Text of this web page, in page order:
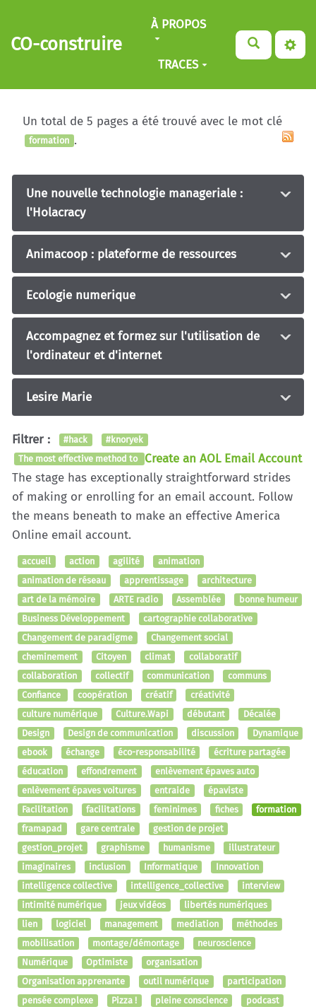
Aller au contenu principal
CO-construire
À PROPOS
TRACES
Un total de 5 pages a été trouvé avec le mot clé
formation .
Une nouvelle technologie manageriale :
l'Holacracy
Animacoop : plateforme de ressources
Ecologie numerique
Accompagnez et formez sur l'utilisation de
l'ordinateur et d'internet
Lesire Marie
Filtrer : #hack
#knoryek
The most effective method to Create an AOL Email Account
The stage has exceptionally straightforward strides
of making or enrolling for an email account. Follow
the means beneath to make an effective America
Online email account.
accueil action agilité
animation
animation de réseau
apprentissage
architecture
art de la mémoire
ARTE radio Assemblée
bonne humeur
Business Développement
cartographie collaborative
Changement de paradigme
Changement social
cheminement
Citoyen climat
collaboratif
collaboration
collectif communication
communs
Confiance
coopération créatif
créativité
culture numérique
Culture.Wapi débutant
Décalée
Design
Design de communication discussion
Dynamique
ebook
échange éco-responsabilité
écriture partagée
éducation
effondrement
enlèvement épaves auto
enlèvement épaves voitures
entraide
épaviste
Facilitation
facilitations feminimes fiches
formation
framapad
gare centrale
gestion de projet
gestion_projet
graphisme humanisme
illustrateur
imaginaires
inclusion Informatique
Innovation
intelligence collective
intelligence_collective
interview
intimité numérique
jeux vidéos
libertés numériques
lien
logiciel management mediation
méthodes
mobilisation
montage/démontage
neuroscience
Numérique
Optimiste
organisation
Organisation apprenante
outil numérique
participation
pensée complexe
Pizza ! pleine conscience
podcast